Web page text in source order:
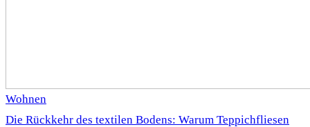
Wohnen
Die Rückkehr des textilen Bodens: Warum Teppichfliesen